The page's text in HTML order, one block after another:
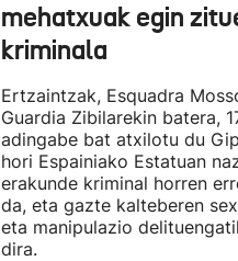
mehatxuak egin
kriminala
Ertzaintzak, Esquadra
Guardia Zibilarekin batera,
adingabe bat atxilotu du
hori Espainiako Estatuan
erakunde kriminal horren
da, eta gazte kalteberen
eta manipulazio
dira.